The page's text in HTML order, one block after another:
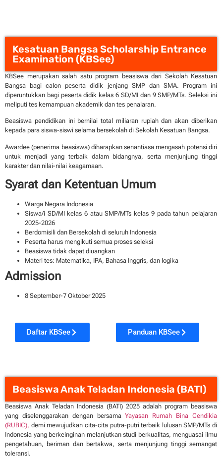
Kesatuan Bangsa Scholarship Entrance
Examination (KBSee)
KBSee merupakan salah satu program beasiswa dari Sekolah Kesatuan
Bangsa bagi calon peserta didik jenjang SMP dan SMA. Program ini
diperuntukkan bagi peserta didik kelas 6 SD/MI dan 9 SMP/MTs. Seleksi ini
meliputi tes kemampuan akademik dan tes penalaran.
Beasiswa pendidikan ini bernilai total miliaran rupiah dan akan diberikan
kepada para siswa-siswi selama bersekolah di Sekolah Kesatuan Bangsa.
Awardee (penerima beasiswa) diharapkan senantiasa mengasah potensi diri
untuk menjadi yang terbaik dalam bidangnya, serta menjunjung tinggi
karakter dan nilai-nilai keagamaan.
Syarat dan Ketentuan Umum
Warga Negara Indonesia
Siswa/i SD/MI kelas 6 atau SMP/MTs kelas 9 pada tahun pelajaran
2025-2026
Berdomisili dan Bersekolah di seluruh Indonesia
Peserta harus mengikuti semua proses seleksi
Beasiswa tidak dapat diuangkan
Materi tes: Matematika, IPA, Bahasa Inggris, dan logika
Admission
8 September-7 Oktober 2025
Daftar KBSee Panduan KBSee
Beasiswa Anak Teladan Indonesia (BATI)
Beasiswa Anak Teladan Indonesia (BATI) 2025 adalah program beasiswa
yang diselenggarakan dengan bersamaYayasan Rumah Bina Cendikia
(RUBIC), demi mewujudkan cita-cita putra-putri terbaik lulusan SMP/MTs di
Indonesia yang berkeinginan melanjutkan studi berkualitas, menguasai ilmu
pengetahuan, beriman dan bertakwa, serta menjunjung tinggi semangat
toleransi.